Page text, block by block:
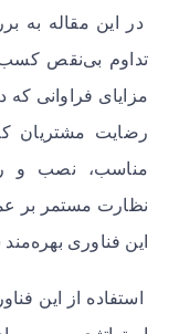
در این مقاله به
تداوم بی‌نقص
مزایای فراوانی که
رضایت مشتریان
مناسب، نصب و
نظارت مستمر بر
این فناوری
استفاده از این